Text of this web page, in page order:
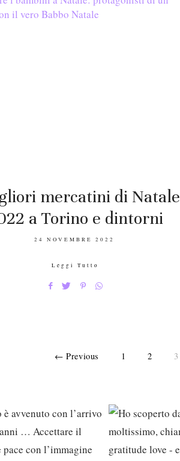
mercatini di Natale
a Torino e dintorni
POSTED
24 NOVEMBRE 2022
Leggi Tutto
← Previous 1 2 3